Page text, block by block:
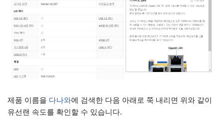
제품 이름을 다나와에 검색한 다음 아래로 쭉 내리면 위와 같이
유선랜 속도를 확인할 수 있습니다.